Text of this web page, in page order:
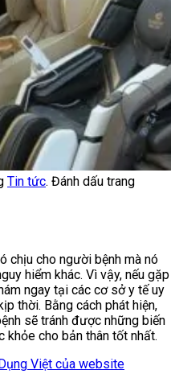
Tin tức. Đánh dấu trang
chịu cho người bệnh mà nó
hiểm khác. Vì vậy, nếu gặp
ngay tại các cơ sở y tế uy
thời. Bằng cách phát hiện,
sẽ tránh được những biến
cho bản thân tốt nhất.
Việt của website